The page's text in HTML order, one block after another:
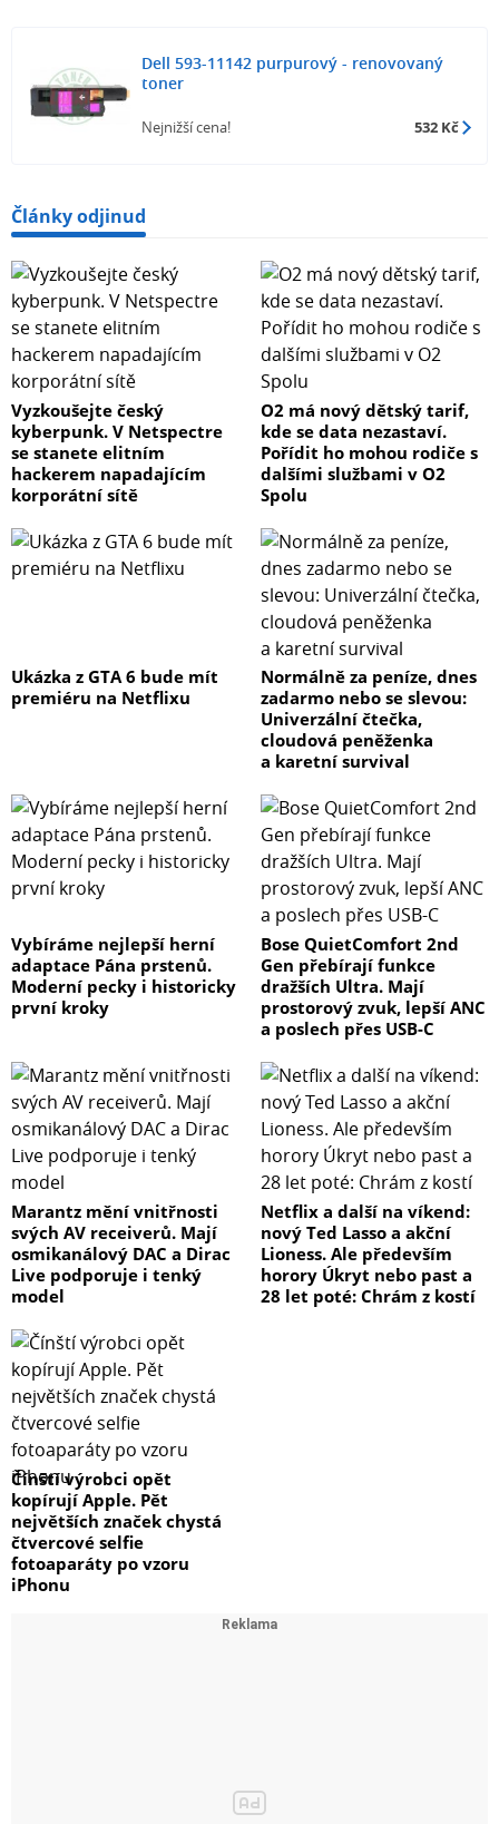
Dell 593-11142 purpurový - renovovaný
toner
Nejnižší cena! 532 Kč
Články odjinud
Vyzkoušejte český
kyberpunk. V Netspectre
se stanete elitním
hackerem napadajícím
korporátní sítě
O2 má nový dětský tarif,
kde se data nezastaví.
Pořídit ho mohou rodiče s
dalšími službami v O2
Spolu
Ukázka z GTA 6 bude mít
premiéru na Netflixu
Normálně za peníze, dnes
zadarmo nebo se slevou:
Univerzální čtečka,
cloudová peněženka
a karetní survival
Vybíráme nejlepší herní
adaptace Pána prstenů.
Moderní pecky i historicky
první kroky
Bose QuietComfort 2nd
Gen přebírají funkce
dražších Ultra. Mají
prostorový zvuk, lepší ANC
a poslech přes USB-C
Marantz mění vnitřnosti
svých AV receiverů. Mají
osmikanálový DAC a Dirac
Live podporuje i tenký
model
Netflix a další na víkend:
nový Ted Lasso a akční
Lioness. Ale především
horory Úkryt nebo past a
28 let poté: Chrám z kostí
Čínští výrobci opět
kopírují Apple. Pět
největších značek chystá
čtvercové selfie
fotoaparáty po vzoru
iPhonu